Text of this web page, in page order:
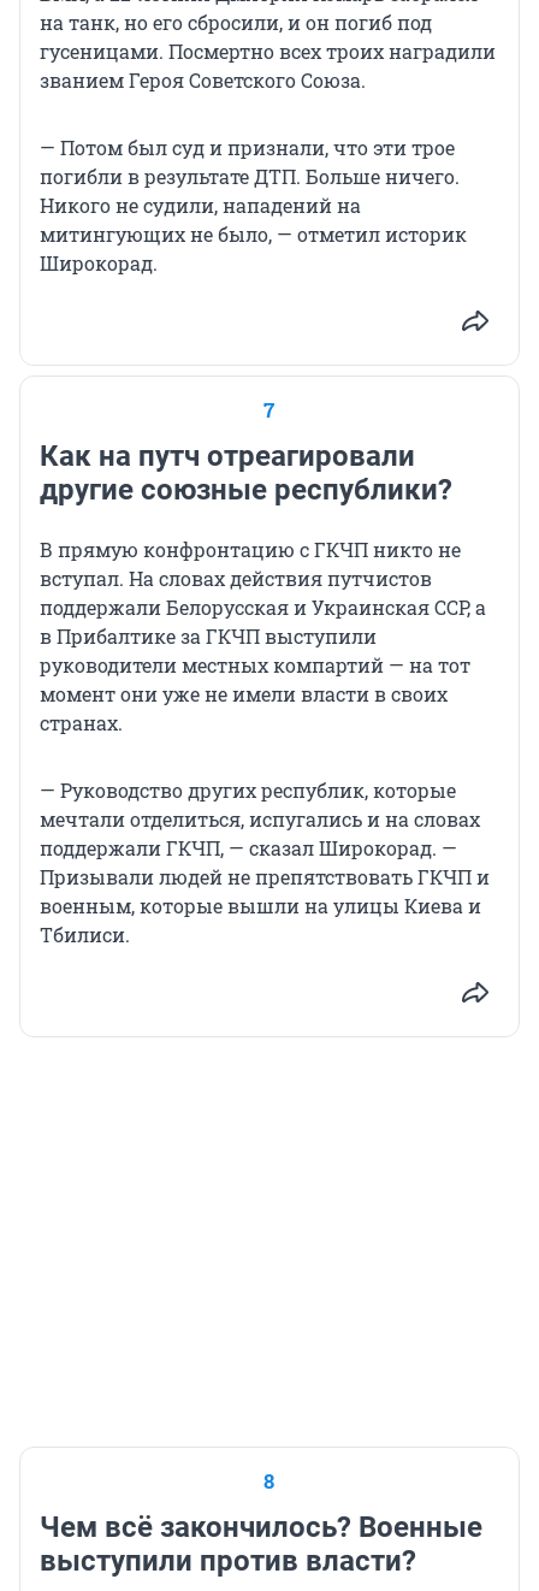
на танк, но его сбросили, и он погиб под
гусеницами. Посмертно всех троих наградили
званием Героя Советского Союза.
— Потом был суд и признали, что эти трое
погибли в результате ДТП. Больше ничего.
Никого не судили, нападений на
митингующих не было, — отметил историк
Широкорад.
7
Как на путч отреагировали
другие союзные республики?
В прямую конфронтацию с ГКЧП никто не
вступал. На словах действия путчистов
поддержали Белорусская и Украинская ССР, а
в Прибалтике за ГКЧП выступили
руководители местных компартий — на тот
момент они уже не имели власти в своих
странах.
— Руководство других республик, которые
мечтали отделиться, испугались и на словах
поддержали ГКЧП, — сказал Широкорад. —
Призывали людей не препятствовать ГКЧП и
военным, которые вышли на улицы Киева и
Тбилиси.
8
Чем всё закончилось? Военные
выступили против власти?